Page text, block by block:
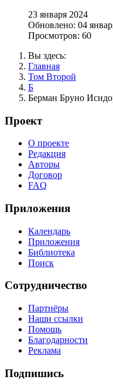
23 января 2024
Обновлено: 04
Просмотров: 60
Вы здесь:
Главная
Том Второй
Б
Берман Бруно
Проект
О проекте
Редакция
Авторы
Договор
FAQ
Приложения
Календарь
Приложения
Библиотека
Поиск
Сотрудничество
Партнёры
Наши ссылки
Помощь
Благодарности
Реклама
Подпишись